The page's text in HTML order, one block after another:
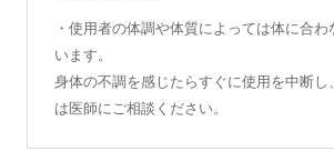
・使用者の体調や体質によっては体に合
います。
身体の不調を感じたらすぐに使用を中断し
は医師にご相談ください。